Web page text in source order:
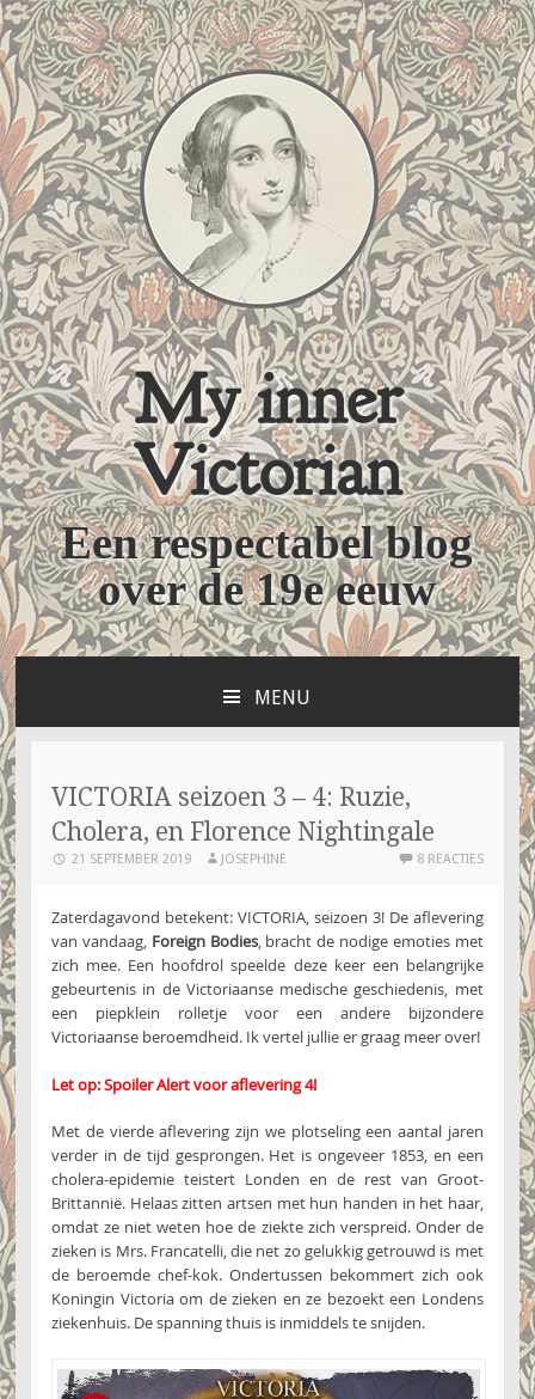
My inner
Victorian
Een respectabel blog
over de 19e eeuw
MENU
SPRINGEN
VICTORIA seizoen 3 – 4: Ruzie,
Cholera, en Florence Nightingale
21 SEPTEMBER 2019 JOSEPHINE 8 REACTIES
Zaterdagavond betekent: VICTORIA, seizoen 3! De aflevering
van vandaag, Foreign Bodies, bracht de nodige emoties met
zich mee. Een hoofdrol speelde deze keer een belangrijke
gebeurtenis in de Victoriaanse medische geschiedenis, met
een piepklein rolletje voor een andere bijzondere
Victoriaanse beroemdheid. Ik vertel jullie er graag meer over!
Let op: Spoiler Alert voor aflevering 4!
Met de vierde aflevering zijn we plotseling een aantal jaren
verder in de tijd gesprongen. Het is ongeveer 1853, en een
cholera-epidemie teistert Londen en de rest van Groot-
Brittannië. Helaas zitten artsen met hun handen in het haar,
omdat ze niet weten hoe de ziekte zich verspreid. Onder de
zieken is Mrs. Francatelli, die net zo gelukkig getrouwd is met
de beroemde chef-kok. Ondertussen bekommert zich ook
Koningin Victoria om de zieken en ze bezoekt een Londens
ziekenhuis. De spanning thuis is inmiddels te snijden.